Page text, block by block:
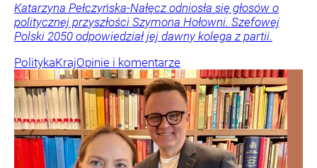
Katarzyna Pełczyńska-Nałęcz odniosła się głosów o
politycznej przyszłości Szymona Hołowni. Szefowej
Polski 2050 odpowiedział jej dawny kolega z partii.
PolitykaKrajOpinie i komentarze